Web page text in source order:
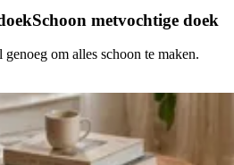
Schoon metvochtige doek
om alles schoon te maken.